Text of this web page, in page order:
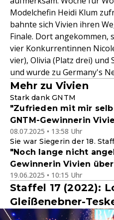
Modelchefin Heidi Klum
bahnte sich Vivien ihren
Finale. Dort angekommen,
vier Konkurrentinnen
vier), Olivia (Platz drei) und
und wurde zu Germany's
Mehr zu Vivien
Stark dank GNTM
"Zufrieden mit mir
GNTM-Gewinnerin
08.07.2025 • 13:58 Uhr
Sie war Siegerin der 18.
"Noch lange nicht
Gewinnerin Vivien
19.06.2025 • 10:15 Uhr
Staffel 17 (2022):
Gleißenebner-